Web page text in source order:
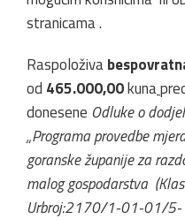
stranicama .
Raspoloživa
od 465.000,00kuna
donesene Odluke o
„Programa provedbe
goranske županije za
malog gospodarstva
Urbroj:2170/1-01-01/